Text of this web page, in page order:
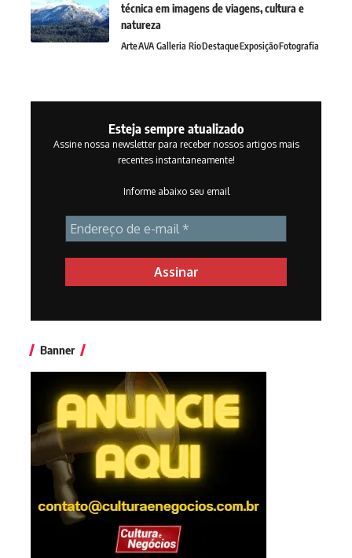
técnica em imagens de viagens, cultura e
natureza
ArteAVA Galleria RioDestaqueExposiçãoFotografia
Esteja sempre atualizado
Assine nossa newsletter para receber nossos artigos mais
recentes instantaneamente!
Informe abaixo seu email
Banner